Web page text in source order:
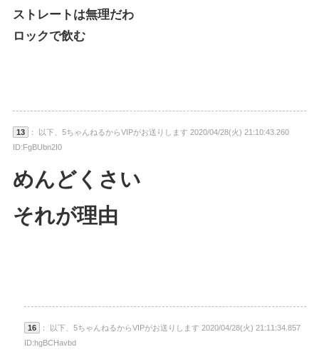
ストレートは無理だわ
ロックで飲む
13
： 以下、5ちゃんねるからVIPがお送りします 2020/04/28(火) 21:10:43.260
ID:FgBUbn2I0
めんどくさい
それが理由
16
： 以下、5ちゃんねるからVIPがお送りします 2020/04/28(火) 21:11:34.857
ID:hgBCHavbd